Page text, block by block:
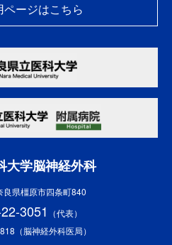
ページはこちら
大学脳神経外科
県橿原市四条町840
3051 （代表）
（脳神経外科医局）